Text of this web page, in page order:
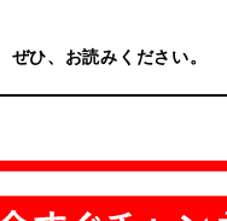
ひ、お読みください。